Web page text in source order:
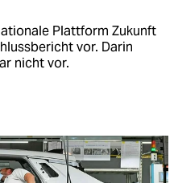
Plattform Zukunft
vor. Darin
nicht vor.